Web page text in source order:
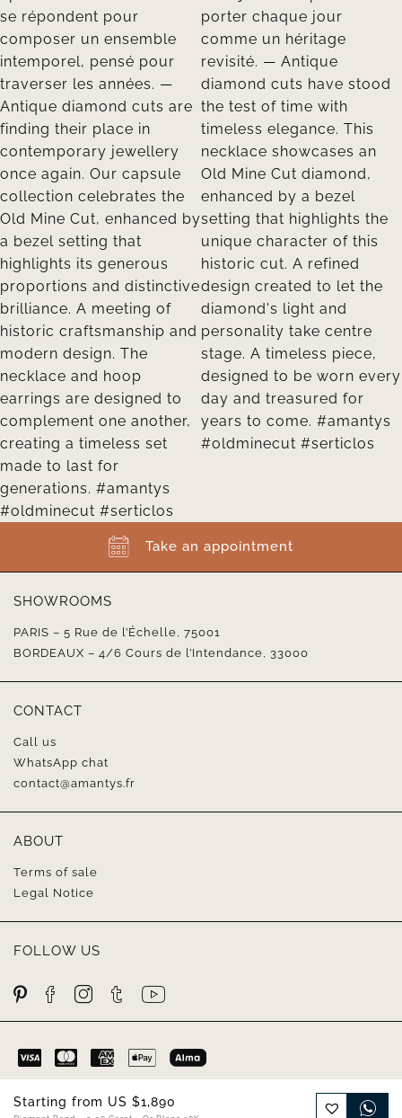
Take an appointment
SHOWROOMS
PARIS – 5 Rue de l’Échelle, 75001
BORDEAUX – 4/6 Cours de l’Intendance, 33000
CONTACT
Call us
WhatsApp chat
contact@amantys.fr
ABOUT
Terms of sale
Legal Notice
FOLLOW US
Starting from US $1,890